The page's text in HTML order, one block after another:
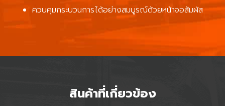
ควบคุมกระบวนการได้อย่างสมบูรณ์ด้วยหน้าจอสัมผัส
สินค้าที่เกี่ยวข้อง